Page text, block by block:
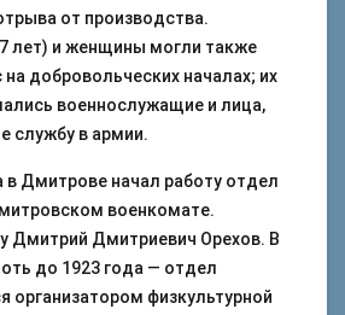
от производства.
лет) и женщины могли также
на добровольческих началах; их
военнослужащие и лица,
службу в армии.
в Дмитрове начал работу отдел
военкомате.
Дмитрий Дмитриевич Орехов. В
до 1923 года — отдел
организатором физкультурной